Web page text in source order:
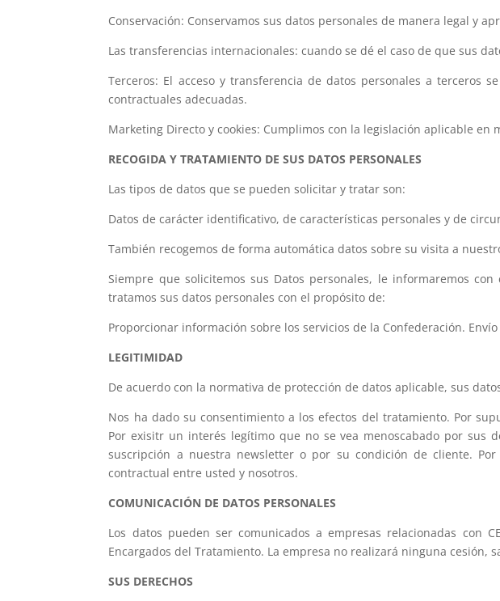
Conservación: Conservamos sus datos personales de manera legal y
Las transferencias internacionales: cuando se dé el caso de que sus
Terceros: El acceso y transferencia de datos personales a terceros
contractuales adecuadas.
Marketing Directo y cookies: Cumplimos con la legislación aplicable en
RECOGIDA Y TRATAMIENTO DE SUS DATOS PERSONALES
Las tipos de datos que se pueden solicitar y tratar son:
Datos de carácter identificativo, de características personales y de
También recogemos de forma automática datos sobre su visita a
Siempre que solicitemos sus Datos personales, le informaremos
tratamos sus datos personales con el propósito de:
Proporcionar información sobre los servicios de la Confederación.
LEGITIMIDAD
De acuerdo con la normativa de protección de datos aplicable, sus
Nos ha dado su consentimiento a los efectos del tratamiento. Por
Por exisitr un interés legítimo que no se vea menoscabado por sus
suscripción a nuestra newsletter o por su condición de cliente.
contractual entre usted y nosotros.
COMUNICACIÓN DE DATOS PERSONALES
Los datos pueden ser comunicados a empresas relacionadas con
Encargados del Tratamiento. La empresa no realizará ninguna cesión,
SUS DERECHOS